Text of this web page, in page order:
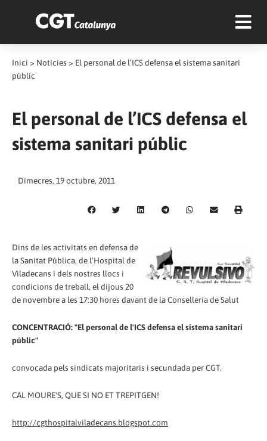
Inici > Notícies > El personal de l’ICS defensa el sistema sanitari
públic
El personal de l’ICS defensa el
sistema sanitari públic
Dimecres, 19 octubre, 2011
Dins de les activitats en defensa de
la Sanitat Pública, de l'Hospital de
Viladecans i dels nostres llocs i
condicions de treball, el dijous 20
de novembre a les 17:30 hores davant de la Conselleria de Salut
CONCENTRACIÓ: "El personal de l'ICS defensa el sistema sanitari
públic"
convocada pels sindicats majoritaris i secundada per CGT.
CAL MOURE'S, QUE SI NO ET TREPITGEN!
http://cgthospitalviladecans.blogspot.com